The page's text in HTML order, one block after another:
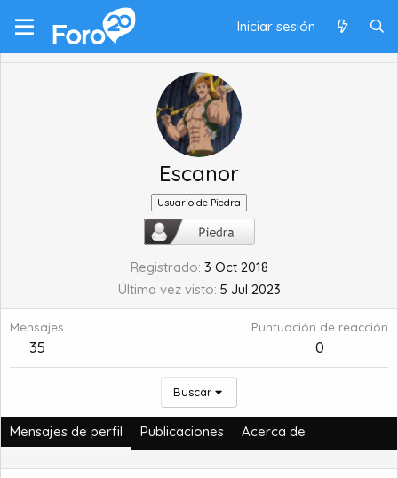
Iniciar sesión
Escanor
Usuario de Piedra
Registrado 3 Oct 2018
Última vez visto 5 Jul 2023
Mensajes
35
Puntuación de reacción
0
Buscar
Mensajes de perfil Publicaciones Acerca de